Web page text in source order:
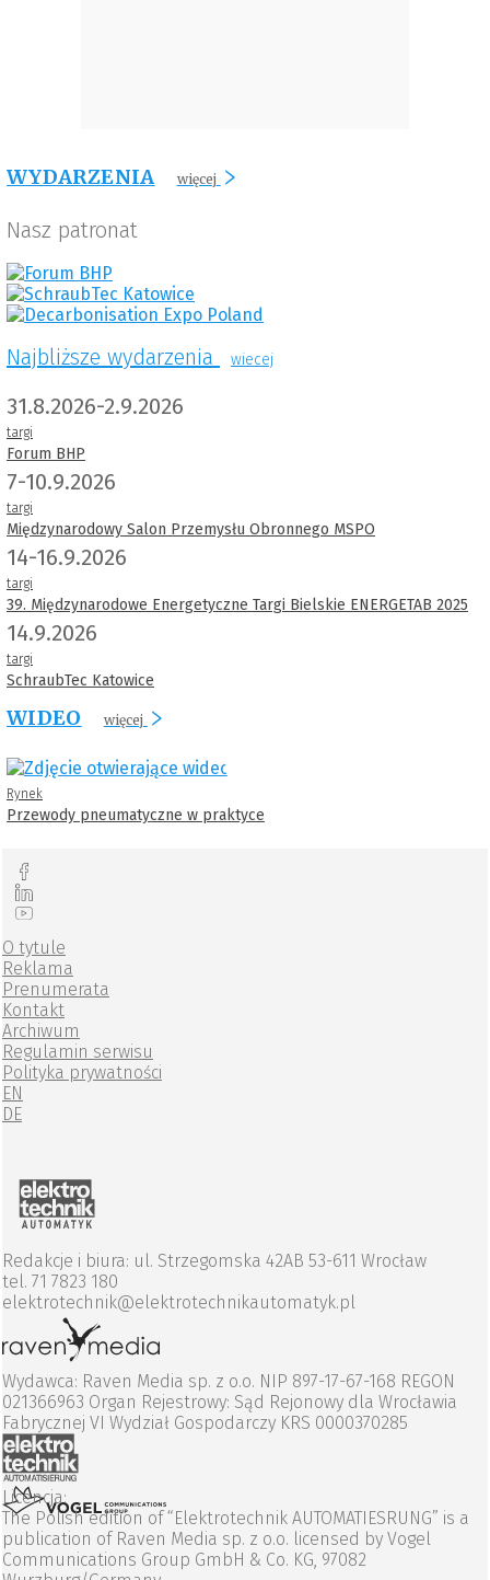
WYDARZENIA więcej
Nasz patronat
Najbliższe wydarzenia wiecej
31.8.2026-2.9.2026
targi
Forum BHP
7-10.9.2026
targi
Międzynarodowy Salon Przemysłu Obronnego MSPO
14-16.9.2026
targi
39. Międzynarodowe Energetyczne Targi Bielskie ENERGETAB 2025
14.9.2026
targi
SchraubTec Katowice
WIDEO więcej
Rynek
Przewody pneumatyczne w praktyce
O tytule
Reklama
Prenumerata
Kontakt
Archiwum
Regulamin serwisu
Polityka prywatności
EN
DE
Redakcje i biura: ul. Strzegomska 42AB 53-611 Wrocław
tel. 71 7823 180
elektrotechnik@elektrotechnikautomatyk.pl
Wydawca: Raven Media sp. z o.o. NIP 897-17-67-168 REGON
021366963 Organ Rejestrowy: Sąd Rejonowy dla Wrocławia
Fabrycznej VI Wydział Gospodarczy KRS 0000370285
Licencja:
The Polish edition of “Elektrotechnik AUTOMATIESRUNG” is a
publication of Raven Media sp. z o.o. licensed by Vogel
Communications Group GmbH & Co. KG, 97082